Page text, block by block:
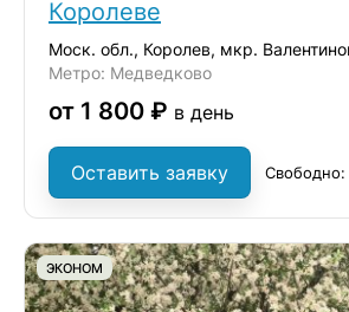
Королеве
Метро: Медведково
от 1 800 ₽ в день
Оставить заявку Свободно:
ЭКОНОМ